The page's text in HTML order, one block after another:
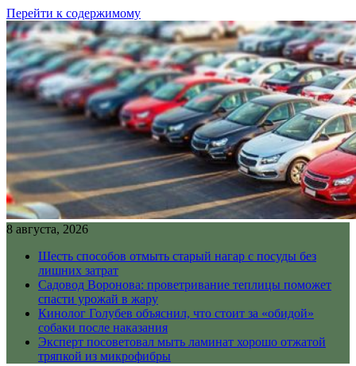
Перейти к содержимому
8 августа, 2026
Шесть способов отмыть старый нагар с посуды без
лишних затрат
Садовод Воронова: проветривание теплицы поможет
спасти урожай в жару
Кинолог Голубев объяснил, что стоит за «обидой»
собаки после наказания
Эксперт посоветовал мыть ламинат хорошо отжатой
тряпкой из микрофибры